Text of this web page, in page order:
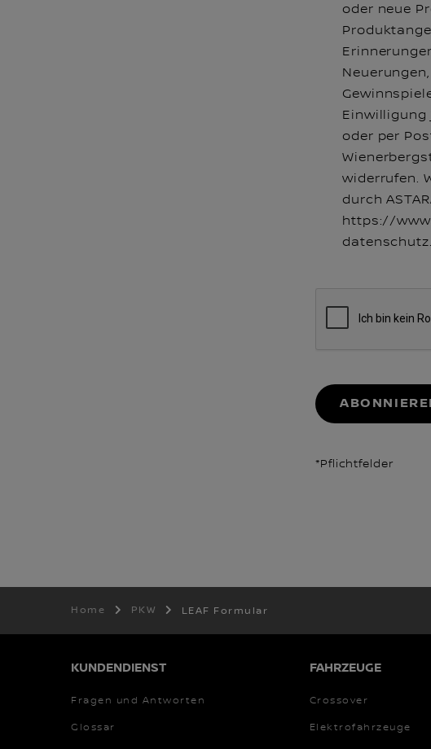
oder neue
Einwilligung
oder per
widerrufen.
durch
https://
*Pflichtfelder
Home PKW LEAF Formular
KUNDENDIENST
Fragen und Antworten
Glossar
FAHRZEUGE
Crossover
Elektrofahrzeuge